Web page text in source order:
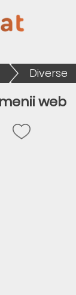
Diverse
web